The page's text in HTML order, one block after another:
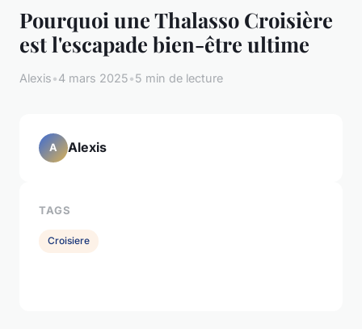
Pourquoi une Thalasso Croisière
est l'escapade bien-être ultime
Alexis•4 mars 2025•5 min de lecture
A Alexis
TAGS
Croisiere